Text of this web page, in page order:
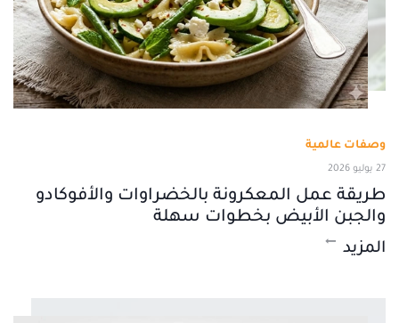
وصفات عالمية
27 يوليو 2026
طريقة عمل المعكرونة بالخضراوات والأفوكادو
والجبن الأبيض بخطوات سهلة
المزيد